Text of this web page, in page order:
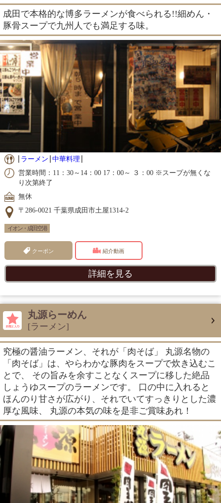
成田で本格的な博多ラーメンが食べられる!!細めん・
豚骨スープで九州人でも満足する味。
ラーメン 中華料理
営業時間：11：30～14：00 17：00～ ３：00 ※スープが無くな
り次第終了
無休
〒286-0021 千葉県成田市土屋1314-2
イオン・成田空港
クーポン 紹介動画
詳細を見る
丸源らーめん
[ラーメン]
究極の醤油ラーメン、それが「肉そば」 丸源名物の
「肉そば」は、やらわかな豚肉をスープで炊き込むこ
とで、 その旨みを余すことなくスープに移した絶品
しょうゆスープのラーメンです。 口の中に入れると
ほんのり甘さが広がり、それでいてすっきりとした濃
厚な風味、 丸源の本気の味を是非ご賞味あれ！